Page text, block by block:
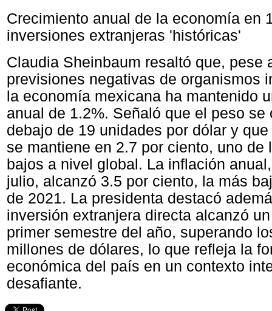
Crecimiento anual de la economía en
inversiones extranjeras 'históricas'
Claudia Sheinbaum resaltó que, pese
previsiones negativas de organismos
la economía mexicana ha mantenido
anual de 1.2%. Señaló que el peso se
debajo de 19 unidades por dólar y
se mantiene en 2.7 por ciento, uno de
bajos a nivel global. La inflación
julio, alcanzó 3.5 por ciento, la más
de 2021. La presidenta destacó
inversión extranjera directa alcanzó
primer semestre del año, superando
millones de dólares, lo que refleja la
económica del país en un contexto
desafiante.